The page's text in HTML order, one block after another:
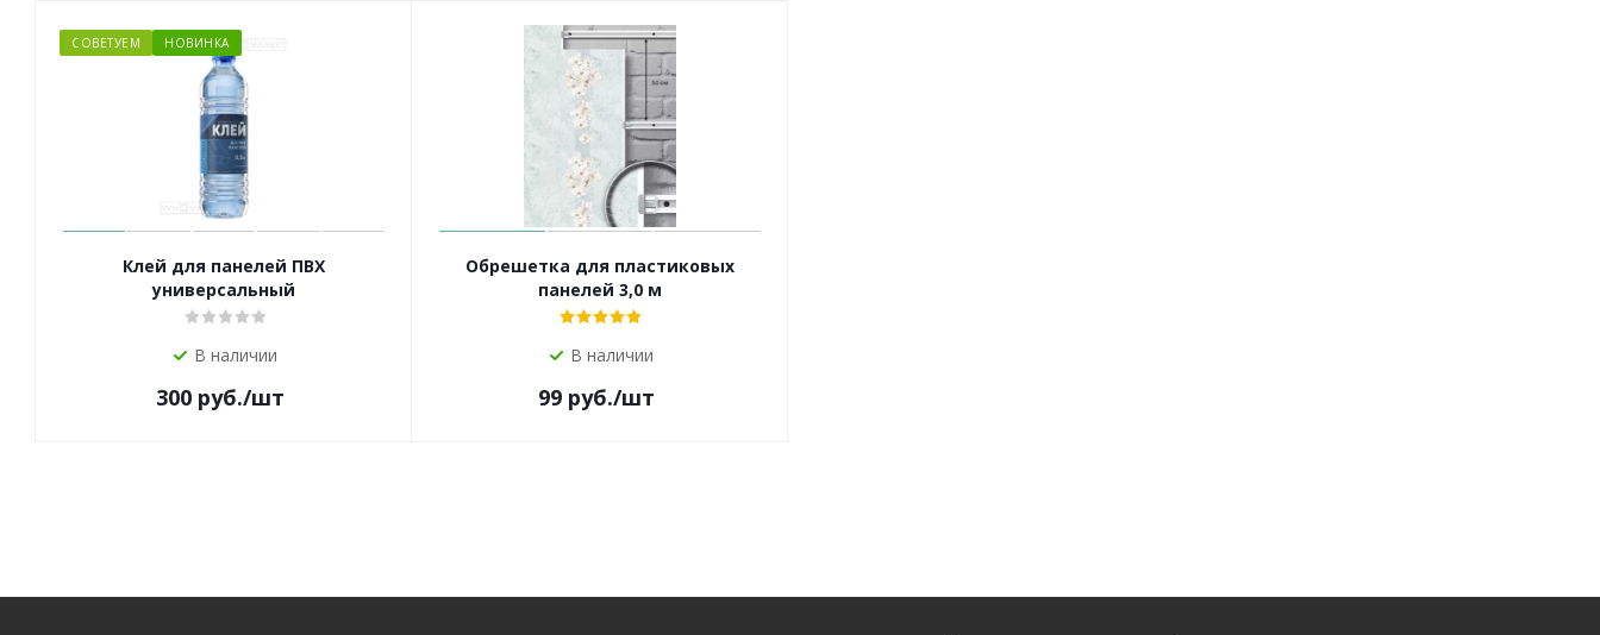
СОВЕТУЕМ НОВИНКА
Клей для панелей ПВХ
универсальный
В наличии
300руб./шт
Обрешетка для пластиковых
панелей 3,0 м
В наличии
99руб./шт